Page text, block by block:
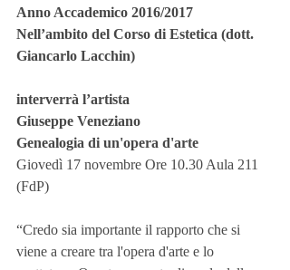
Anno Accademico 2016/2017
Nell’ambito del Corso di Estetica (dott.
Giancarlo Lacchin)
interverrà l’artista
Giuseppe Veneziano
Genealogia di un'opera d'arte
Giovedì 17 novembre Ore 10.30 Aula 211
(FdP)
“Credo sia importante il rapporto che si
viene a creare tra l'opera d'arte e lo